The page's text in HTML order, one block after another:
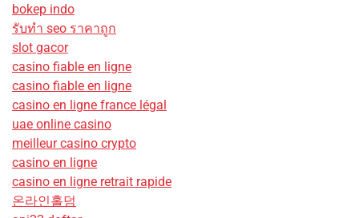
bokep indo
รับทํา seo ราคาถูก
slot gacor
casino fiable en ligne
casino fiable en ligne
casino en ligne france légal
uae online casino
meilleur casino crypto
casino en ligne
casino en ligne retrait rapide
온라인홀덤